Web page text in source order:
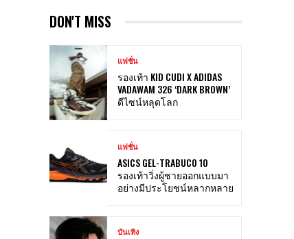
DON'T MISS
แฟชั่น
รองเท้า KID CUDI X ADIDAS
VADAWAM 326 ‘DARK BROWN’
ดีไซน์หลุดโลก
แฟชั่น
ASICS GEL-TRABUCO 10
รองเท้าวิ่งผู้ชายออกแบบมา
อย่างมีประโยชน์หลากหลาย
บันเทิง